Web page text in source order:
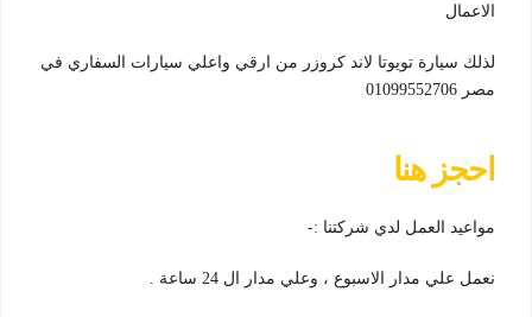
الاعمال
لذلك سيارة تويوتا لاند كروزر من ارقي واعلي سيارات السفاري في
مصر 01099552706
احجز هنا
مواعيد العمل لدي شركتنا :-
نعمل علي مدار الاسبوع ، وعلي مدار ال 24 ساعة .